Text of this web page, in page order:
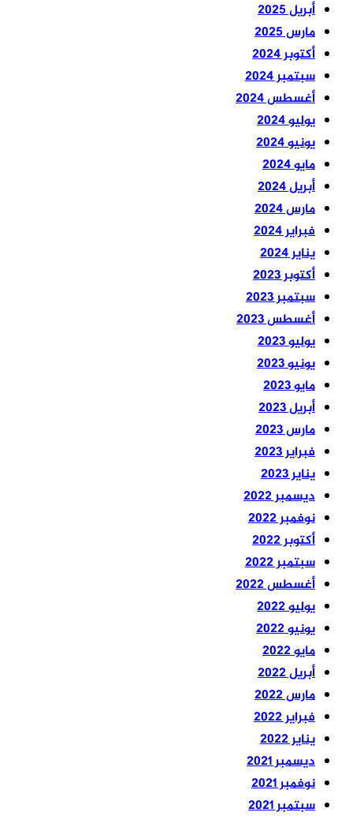
أبريل 2025
مارس 2025
أكتوبر 2024
سبتمبر 2024
أغسطس 2024
يوليو 2024
يونيو 2024
مايو 2024
أبريل 2024
مارس 2024
فبراير 2024
يناير 2024
أكتوبر 2023
سبتمبر 2023
أغسطس 2023
يوليو 2023
يونيو 2023
مايو 2023
أبريل 2023
مارس 2023
فبراير 2023
يناير 2023
ديسمبر 2022
نوفمبر 2022
أكتوبر 2022
سبتمبر 2022
أغسطس 2022
يوليو 2022
يونيو 2022
مايو 2022
أبريل 2022
مارس 2022
فبراير 2022
يناير 2022
ديسمبر 2021
نوفمبر 2021
سبتمبر 2021